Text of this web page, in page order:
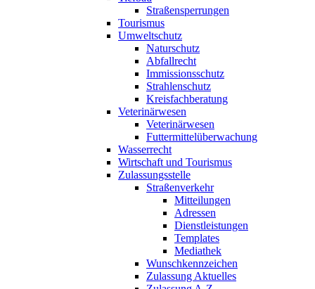
Straßensperrungen
Tourismus
Umweltschutz
Naturschutz
Abfallrecht
Immissionsschutz
Strahlenschutz
Kreisfachberatung
Veterinärwesen
Veterinärwesen
Futtermittelüberwachung
Wasserrecht
Wirtschaft und Tourismus
Zulassungsstelle
Straßenverkehr
Mitteilungen
Adressen
Dienstleistungen
Templates
Mediathek
Wunschkennzeichen
Zulassung Aktuelles